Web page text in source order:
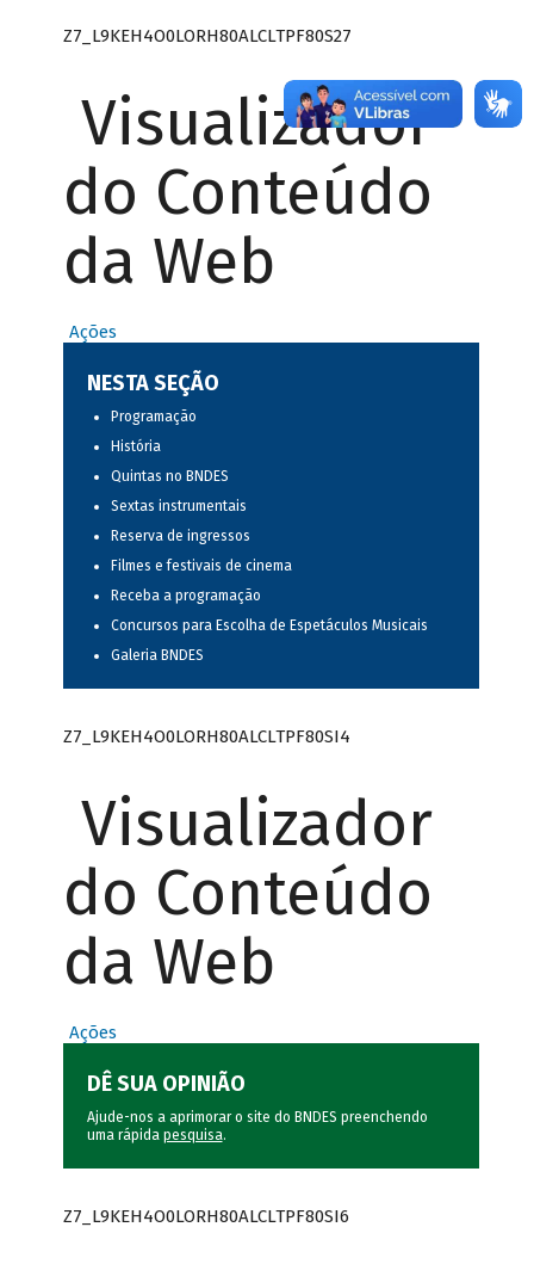
Z7_L9KEH4O0LORH80ALCLTPF80S27
Visualizador
do Conteúdo
da Web
Ações
NESTA SEÇÃO
Programação
História
Quintas no BNDES
Sextas instrumentais
Reserva de ingressos
Filmes e festivais de cinema
Receba a programação
Concursos para Escolha de Espetáculos Musicais
Galeria BNDES
Z7_L9KEH4O0LORH80ALCLTPF80SI4
Visualizador
do Conteúdo
da Web
Ações
DÊ SUA OPINIÃO
Ajude-nos a aprimorar o site do BNDES preenchendo
uma rápida pesquisa.
Z7_L9KEH4O0LORH80ALCLTPF80SI6